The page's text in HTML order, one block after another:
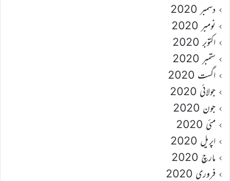
دسمبر 2020
نومبر 2020
اکتوبر 2020
ستمبر 2020
اگست 2020
جولائی 2020
جون 2020
مئی 2020
اپریل 2020
مارچ 2020
فروری 2020